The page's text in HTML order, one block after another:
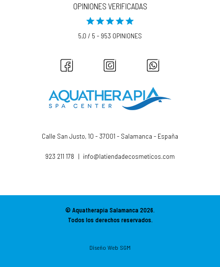
OPINIONES VERIFICADAS
5,0 / 5 - 953 OPINIONES
Calle San Justo, 10 - 37001 - Salamanca - España
923 211 178 | info@latiendadecosmeticos.com
© Aquatherapia Salamanca2026.
Todos los derechos reservados.
Diseño Web SGM